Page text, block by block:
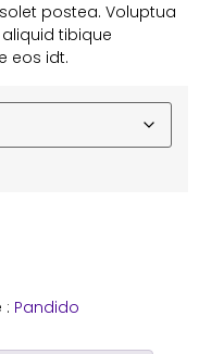
postea. Voluptua
tibique
eos idt.
: Pandido